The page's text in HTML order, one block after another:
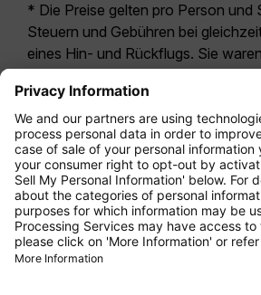
* Die Preise gelten pro Person und
Steuern und Gebühren bei
eines Hin- und Rückflugs. Sie
möglicherweise nicht mehr aktuell.
Economy Class angegebenen
sich i.d.R. um Economy Zero,
Tarifoption. Es können hierfür
fürAufgabegepäck oder für
Leistungen anfallen. Es gelten die
Geschäftsbedingungen .